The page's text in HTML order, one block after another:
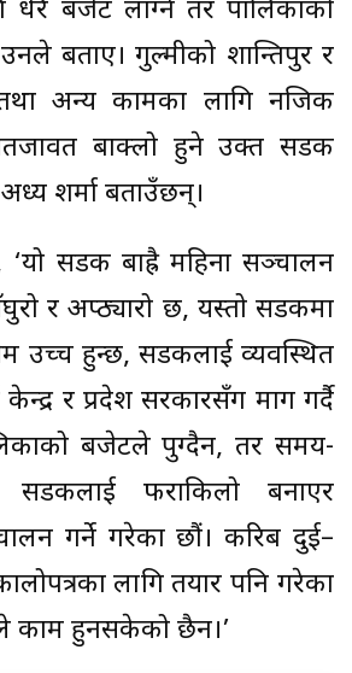
धेरै बजेट लाग्ने तर पालिकाको
बताए। गुल्मीको शान्तिपुर र
अन्य कामका लागि नजिक
बाक्लो हुने उक्त सडक
शर्मा बताउँछन्।
‘यो सडक बाह्रै महिना सञ्चालन
र अप्ठ्यारो छ, यस्तो सडकमा
उच्च हुन्छ, सडकलाई व्यवस्थित
केन्द्र र प्रदेश सरकारसँग माग गर्दै
बजेटले पुग्दैन, तर समय-
सडकलाई फराकिलो बनाएर
गर्ने गरेका छौं। करिब दुई–
लागि तयार पनि गरेका
काम हुनसकेको छैन।’